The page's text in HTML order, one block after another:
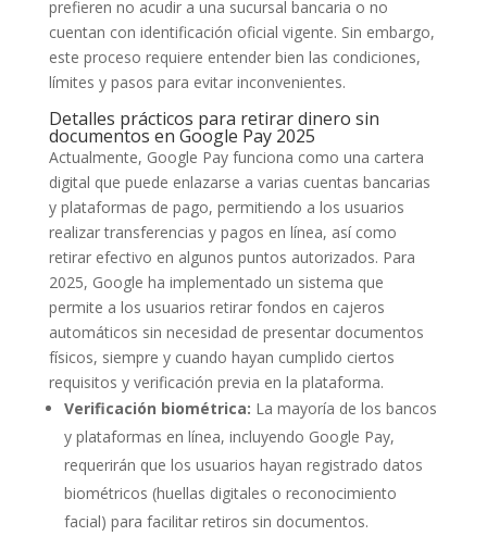
prefieren no acudir a una sucursal bancaria o no
cuentan con identificación oficial vigente. Sin embargo,
este proceso requiere entender bien las condiciones,
límites y pasos para evitar inconvenientes.
Detalles prácticos para retirar dinero sin
documentos en Google Pay 2025
Actualmente, Google Pay funciona como una cartera
digital que puede enlazarse a varias cuentas bancarias
y plataformas de pago, permitiendo a los usuarios
realizar transferencias y pagos en línea, así como
retirar efectivo en algunos puntos autorizados. Para
2025, Google ha implementado un sistema que
permite a los usuarios retirar fondos en cajeros
automáticos sin necesidad de presentar documentos
físicos, siempre y cuando hayan cumplido ciertos
requisitos y verificación previa en la plataforma.
Verificación biométrica: La mayoría de los bancos
y plataformas en línea, incluyendo Google Pay,
requerirán que los usuarios hayan registrado datos
biométricos (huellas digitales o reconocimiento
facial) para facilitar retiros sin documentos.